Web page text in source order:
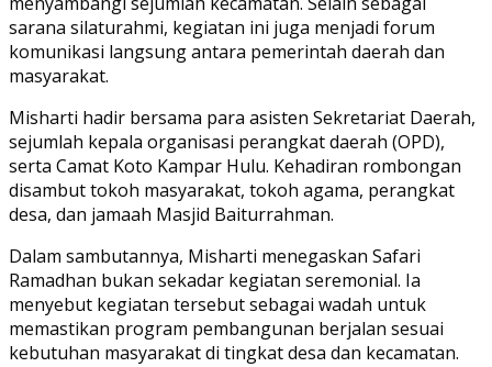
sarana silaturahmi, kegiatan ini juga menjadi forum
komunikasi langsung antara pemerintah daerah dan
masyarakat.
Misharti hadir bersama para asisten Sekretariat Daerah,
sejumlah kepala organisasi perangkat daerah (OPD),
serta Camat Koto Kampar Hulu. Kehadiran rombongan
disambut tokoh masyarakat, tokoh agama, perangkat
desa, dan jamaah Masjid Baiturrahman.
Dalam sambutannya, Misharti menegaskan Safari
Ramadhan bukan sekadar kegiatan seremonial. Ia
menyebut kegiatan tersebut sebagai wadah untuk
memastikan program pembangunan berjalan sesuai
kebutuhan masyarakat di tingkat desa dan kecamatan.